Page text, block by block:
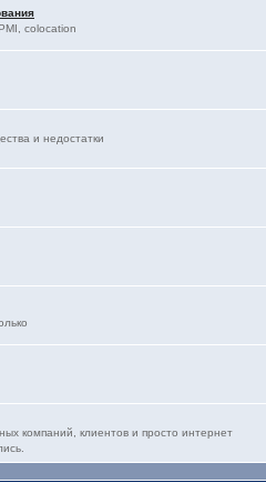
colocation
и недостатки
компаний, клиентов и просто интернет